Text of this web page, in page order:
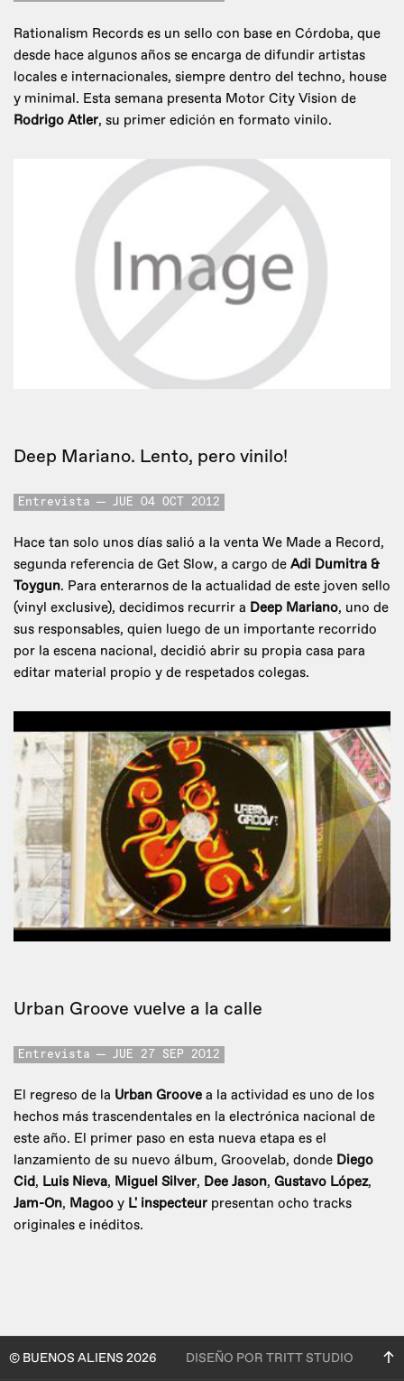
Rationalism Records es un sello con base en Córdoba, que
desde hace algunos años se encarga de difundir artistas
locales e internacionales, siempre dentro del techno, house
y minimal. Esta semana presenta Motor City Vision de
Rodrigo Atler, su primer edición en formato vinilo.
Deep Mariano. Lento, pero vinilo!
Entrevista JUE 04 OCT 2012
Hace tan solo unos días salió a la venta We Made a Record,
segunda referencia de Get Slow, a cargo de Adi Dumitra &
Toygun. Para enterarnos de la actualidad de este joven sello
(vinyl exclusive), decidimos recurrir a Deep Mariano, uno de
sus responsables, quien luego de un importante recorrido
por la escena nacional, decidió abrir su propia casa para
editar material propio y de respetados colegas.
Urban Groove vuelve a la calle
Entrevista JUE 27 SEP 2012
El regreso de la Urban Groove a la actividad es uno de los
hechos más trascendentales en la electrónica nacional de
este año. El primer paso en esta nueva etapa es el
lanzamiento de su nuevo álbum, Groovelab, donde Diego
Cid, Luis Nieva, Miguel Silver, Dee Jason, Gustavo López,
Jam-On, Magoo y L' inspecteur presentan ocho tracks
originales e inéditos.
© BUENOS ALIENS 2026 DISEÑO POR TRITT STUDIO